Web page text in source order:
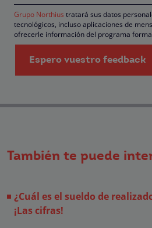
Grupo Northius tratará sus datos
tecnológicos, incluso aplicaciones de
ofrecerle información del programa
directamente relacionados con el interés
tramitar la contratación correspondiente.
las empresas que conforman elGrupo
estas puedan hacerle llegar la mejor
Política de Privacidad.
Espero vuestro feedback
También te puede
¿Cuál es el sueldo de
¡Las cifras!